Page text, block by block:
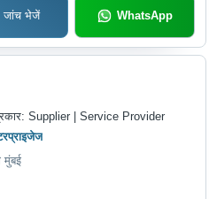
जांच भेजें WhatsApp
Supplier | Service Provider
मुंबई